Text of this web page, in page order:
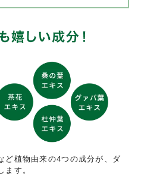
ど植物由来の4つの成分が、ダ
す。